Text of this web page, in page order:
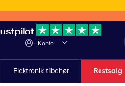
Konto
Lave
Elektronik tilbehør Restsalg